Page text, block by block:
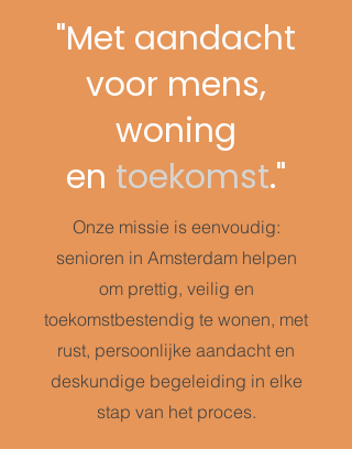
"Met aandacht
voor mens,
woning
en toekomst."
Onze missie is eenvoudig:
senioren in Amsterdam helpen
om prettig, veilig en
toekomstbestendig te wonen, met
rust, persoonlijke aandacht en
deskundige begeleiding in elke
stap van het proces.